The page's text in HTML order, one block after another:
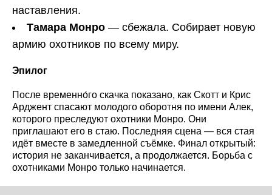
наставления.
Тамара Монро — сбежала. Собирает новую
армию охотников по всему миру.
Эпилог
После временно́го скачка показано, как Скотт и Крис
Арджент спасают молодого оборотня по имени Алек,
которого преследуют охотники Монро. Они
приглашают его в стаю. Последняя сцена — вся стая
идёт вместе в замедленной съёмке. Финал открытый:
история не заканчивается, а продолжается. Борьба с
охотниками Монро только начинается.